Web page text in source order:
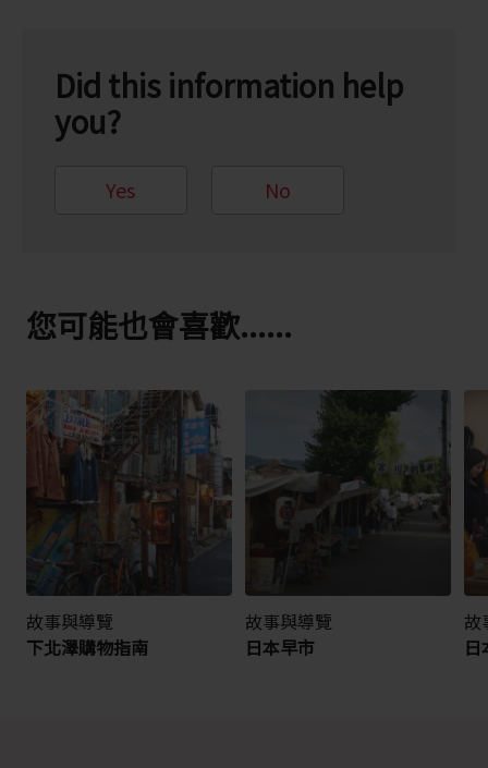
Did this information help
you?
Yes No
您可能也會喜歡......
故事與導覽
下北澤購物指南
故事與導覽
日本早市
故